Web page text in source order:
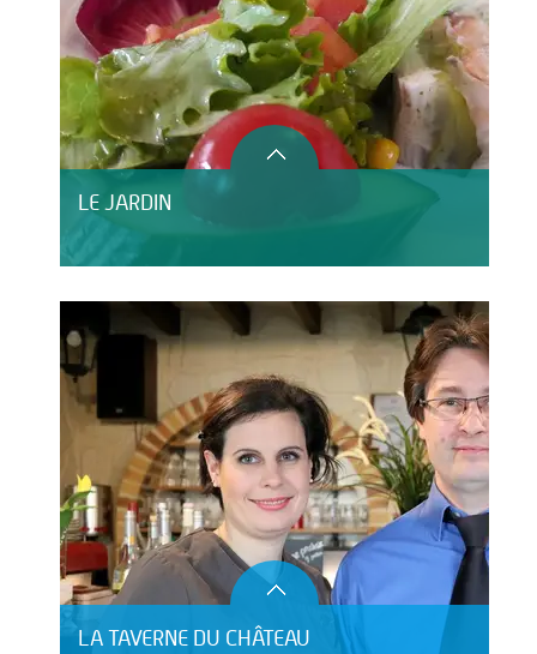
LE JARDIN
LA TAVERNE DU CHÂTEAU